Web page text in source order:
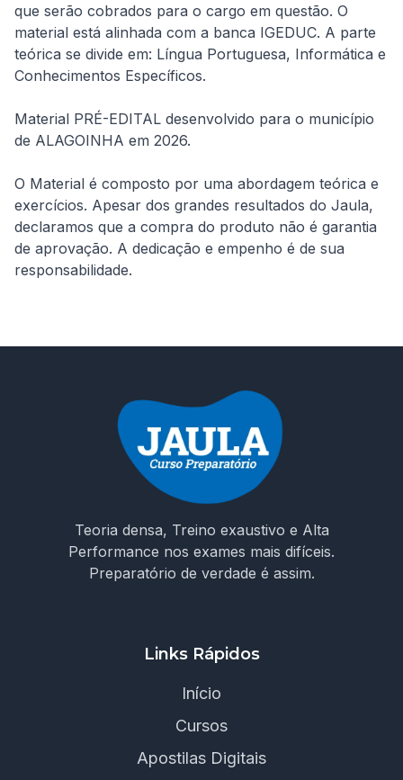
que serão cobrados para o cargo em questão. O
material está alinhada com a banca IGEDUC. A parte
teórica se divide em: Língua Portuguesa, Informática e
Conhecimentos Específicos.
Material PRÉ-EDITAL desenvolvido para o município
de ALAGOINHA em 2026.
O Material é composto por uma abordagem teórica e
exercícios. Apesar dos grandes resultados do Jaula,
declaramos que a compra do produto não é garantia
de aprovação. A dedicação e empenho é de sua
Teoria densa, Treino exaustivo e Alta
Performance nos exames mais difíceis.
Preparatório de verdade é assim.
Links Rápidos
Início
Cursos
Apostilas Digitais